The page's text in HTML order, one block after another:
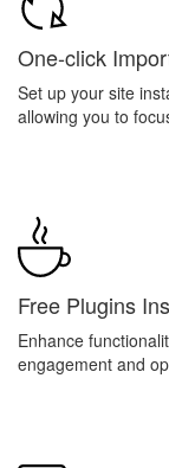
One-click
Set up your site
allowing you to
Free Plugins
Enhance
engagement and